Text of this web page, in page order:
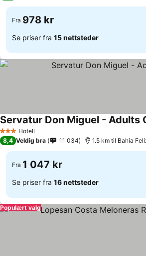
Fra 978 kr
Se priser fra 15 nettsteder
3 StjernerHotell
Servatur Don Miguel - Adults
8,4 Veldig bra 11 034 1.5 km til Bahia
Fra 1 047 kr
Se priser fra 16 nettsteder
Populært valg